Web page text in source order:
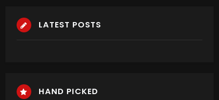
LATEST POSTS
HAND PICKED